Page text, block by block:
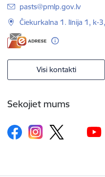
E-pasts:
pasts@pmlp.gov.lv
Čiekurkalna 1. līnija 1, k-
Visi kontakti
Sekojiet mums